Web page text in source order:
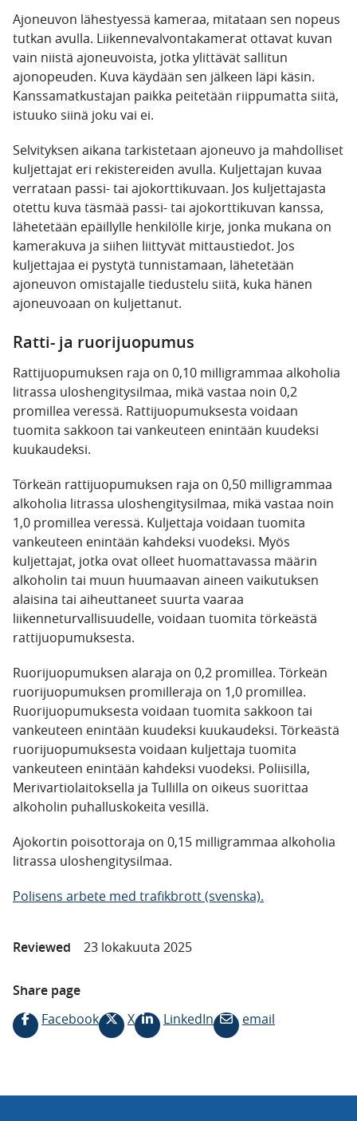
Ajoneuvon lähestyessä kameraa, mitataan sen nopeus
tutkan avulla. Liikennevalvontakamerat ottavat kuvan
vain niistä ajoneuvoista, jotka ylittävät sallitun
ajonopeuden. Kuva käydään sen jälkeen läpi käsin.
Kanssamatkustajan paikka peitetään riippumatta siitä,
istuuko siinä joku vai ei.
Selvityksen aikana tarkistetaan ajoneuvo ja mahdolliset
kuljettajat eri rekistereiden avulla. Kuljettajan kuvaa
verrataan passi- tai ajokorttikuvaan. Jos kuljettajasta
otettu kuva täsmää passi- tai ajokorttikuvan kanssa,
lähetetään epäillylle henkilölle kirje, jonka mukana on
kamerakuva ja siihen liittyvät mittaustiedot. Jos
kuljettajaa ei pystytä tunnistamaan, lähetetään
ajoneuvon omistajalle tiedustelu siitä, kuka hänen
ajoneuvoaan on kuljettanut.
Ratti- ja ruorijuopumus
Rattijuopumuksen raja on 0,10 milligrammaa alkoholia
litrassa uloshengitysilmaa, mikä vastaa noin 0,2
promillea veressä. Rattijuopumuksesta voidaan
tuomita sakkoon tai vankeuteen enintään kuudeksi
kuukaudeksi.
Törkeän rattijuopumuksen raja on 0,50 milligrammaa
alkoholia litrassa uloshengitysilmaa, mikä vastaa noin
1,0 promillea veressä. Kuljettaja voidaan tuomita
vankeuteen enintään kahdeksi vuodeksi. Myös
kuljettajat, jotka ovat olleet huomattavassa määrin
alkoholin tai muun huumaavan aineen vaikutuksen
alaisina tai aiheuttaneet suurta vaaraa
liikenneturvallisuudelle, voidaan tuomita törkeästä
rattijuopumuksesta.
Ruorijuopumuksen alaraja on 0,2 promillea. Törkeän
ruorijuopumuksen promilleraja on 1,0 promillea.
Ruorijuopumuksesta voidaan tuomita sakkoon tai
vankeuteen enintään kuudeksi kuukaudeksi. Törkeästä
ruorijuopumuksesta voidaan kuljettaja tuomita
vankeuteen enintään kahdeksi vuodeksi. Poliisilla,
Merivartiolaitoksella ja Tullilla on oikeus suorittaa
alkoholin puhalluskokeita vesillä.
Ajokortin poisottoraja on 0,15 milligrammaa alkoholia
litrassa uloshengitysilmaa.
Polisens arbete med trafikbrott (svenska).
Reviewed 23 lokakuuta 2025
Share page
Facebook
X LinkedIn email